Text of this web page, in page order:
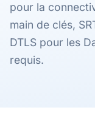
pour la
main de clés,
DTLS pour les
requis.